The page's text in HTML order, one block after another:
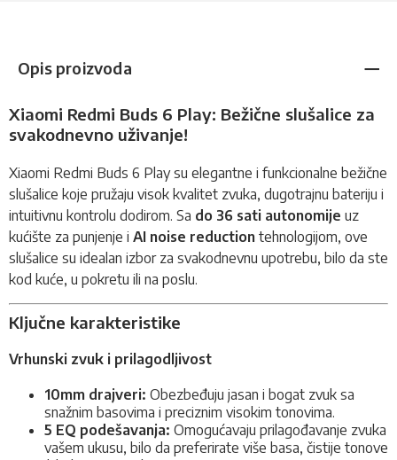
Opis proizvoda
Xiaomi Redmi Buds 6 Play: Bežične slušalice za
svakodnevno uživanje!
Xiaomi Redmi Buds 6 Play su elegantne i funkcionalne bežične
slušalice koje pružaju visok kvalitet zvuka, dugotrajnu bateriju i
intuitivnu kontrolu dodirom. Sa do 36 sati autonomije uz
kućište za punjenje i AI noise reduction tehnologijom, ove
slušalice su idealan izbor za svakodnevnu upotrebu, bilo da ste
kod kuće, u pokretu ili na poslu.
Ključne karakteristike
Vrhunski zvuk i prilagodljivost
10mm drajveri: Obezbeđuju jasan i bogat zvuk sa
snažnim basovima i preciznim visokim tonovima.
5 EQ podešavanja: Omogućavaju prilagođavanje zvuka
vašem ukusu, bilo da preferirate više basa, čistije tonove